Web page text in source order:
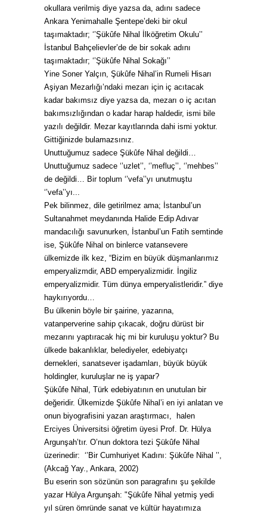
okullara verilmiş diye yazsa da, adını sadece
Ankara Yenimahalle Şentepe’deki bir okul
taşımaktadır; ‘’Şükûfe Nihal İlköğretim Okulu’’
İstanbul Bahçelievler’de de bir sokak adını
taşımaktadır; ‘’Şükûfe Nihal Sokağı’’
Yine Soner Yalçın, Şükûfe Nihal’in Rumeli Hisarı
Aşiyan Mezarlığı’ndaki mezarı için iç acıtacak
kadar bakımsız diye yazsa da, mezarı o iç acıtan
bakımsızlığından o kadar harap haldedir, ismi bile
yazılı değildir. Mezar kayıtlarında dahi ismi yoktur.
Gittiğinizde bulamazsınız.
Unuttuğumuz sadece Şükûfe Nihal değildi…
Unuttuğumuz sadece ‘’uzlet’’, ‘’mefluç’’, ‘’mehbes’’
de değildi… Bir toplum ‘’vefa’’yı unutmuştu
‘’vefa’’yı...
Pek bilinmez, dile getirilmez ama; İstanbul’un
Sultanahmet meydanında Halide Edip Adıvar
mandacılığı savunurken, İstanbul’un Fatih semtinde
ise, Şükûfe Nihal on binlerce vatansevere
ülkemizde ilk kez, “Bizim en büyük düşmanlarımız
emperyalizmdir, ABD emperyalizmidir. İngiliz
emperyalizmidir. Tüm dünya emperyalistleridir.” diye
haykırıyordu…
Bu ülkenin böyle bir şairine, yazarına,
vatanperverine sahip çıkacak, doğru dürüst bir
mezarını yaptıracak hiç mi bir kuruluşu yoktur? Bu
ülkede bakanlıklar, belediyeler, edebiyatçı
dernekleri, sanatsever işadamları, büyük büyük
holdingler, kuruluşlar ne iş yapar?
Şükûfe Nihal, Türk edebiyatının en unutulan bir
değeridir. Ülkemizde Şükûfe Nihal’i en iyi anlatan ve
onun biyografisini yazan araştırmacı, halen
Erciyes Üniversitsi öğretim üyesi Prof. Dr. Hülya
Argunşah’tır. O’nun doktora tezi Şükûfe Nihal
üzerinedir: ‘’Bir Cumhuriyet Kadını: Şükûfe Nihal ’’,
(Akcağ Yay., Ankara, 2002)
Bu eserin son sözünün son paragrafını şu şekilde
yazar Hülya Argunşah: "Şükûfe Nihal yetmiş yedi
yıl süren ömründe sanat ve kültür hayatımıza